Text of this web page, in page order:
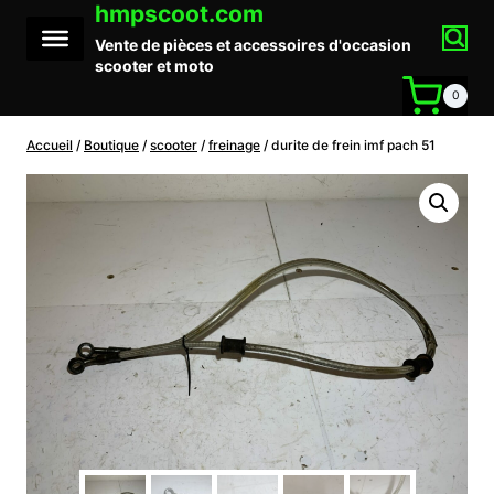
contenu
hmpscoot.com
Vente de pièces et accessoires d'occasion
scooter et moto
0
Accueil / Boutique / scooter / freinage / durite de frein imf pach 51